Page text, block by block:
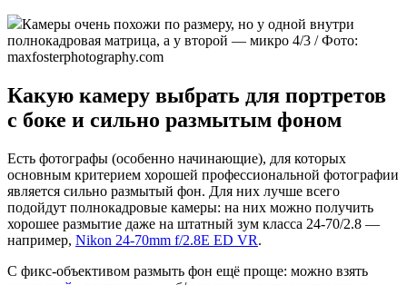
Камеры очень похожи по размеру, но у одной внутри
полнокадровая матрица, а у второй — микро 4/3 / Фото:
maxfosterphotography.com
Какую камеру выбрать для портретов
с боке и сильно размытым фоном
Есть фотографы (особенно начинающие), для которых
основным критерием хорошей профессиональной фотографии
является сильно размытый фон. Для них лучше всего
подойдут полнокадровые камеры: на них можно получить
хорошее размытие даже на штатный зум класса 24-70/2.8 —
например, Nikon 24-70mm f/2.8E ED VR.
С фикс-объективом размыть фон ещё проще: можно взять